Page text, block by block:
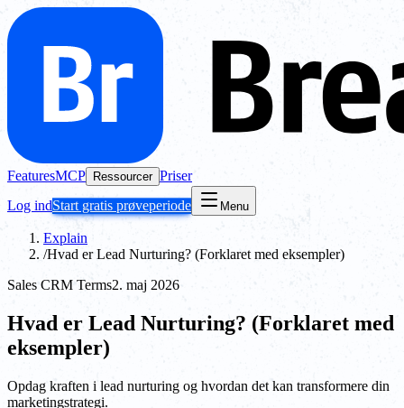
FeaturesMCP Ressourcer Priser
Log indStart gratis prøveperiode Menu
Explain
/Hvad er Lead Nurturing? (Forklaret med eksempler)
Sales CRM Terms2. maj 2026
Hvad er Lead Nurturing? (Forklaret med
eksempler)
Opdag kraften i lead nurturing og hvordan det kan transformere din
marketingstrategi.